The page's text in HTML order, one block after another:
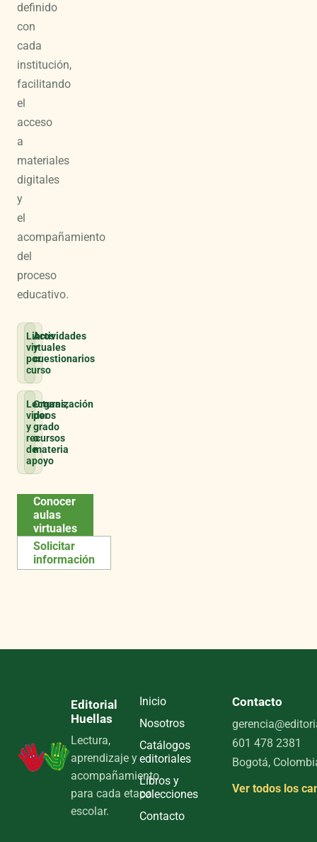
definido
con
cada
institución,
facilitando
el
acceso
a
materiales
digitales
y
el
acompañamiento
del
proceso
educativo.
Libros
virtuales
por
curso
Actividades
y
cuestionarios
Lecturas,
videos
y
recursos
de
apoyo
Organización
por
grado
o
materia
Conocer
aulas
virtuales
Solicitar
información
Editorial
Huellas
Lectura,
aprendizaje y
acompañamiento
para cada etapa
escolar.
Inicio
Nosotros
Catálogos
editoriales
Libros y
colecciones
Contacto
Contacto
601 478 2381
Bogotá,
Ver todos los